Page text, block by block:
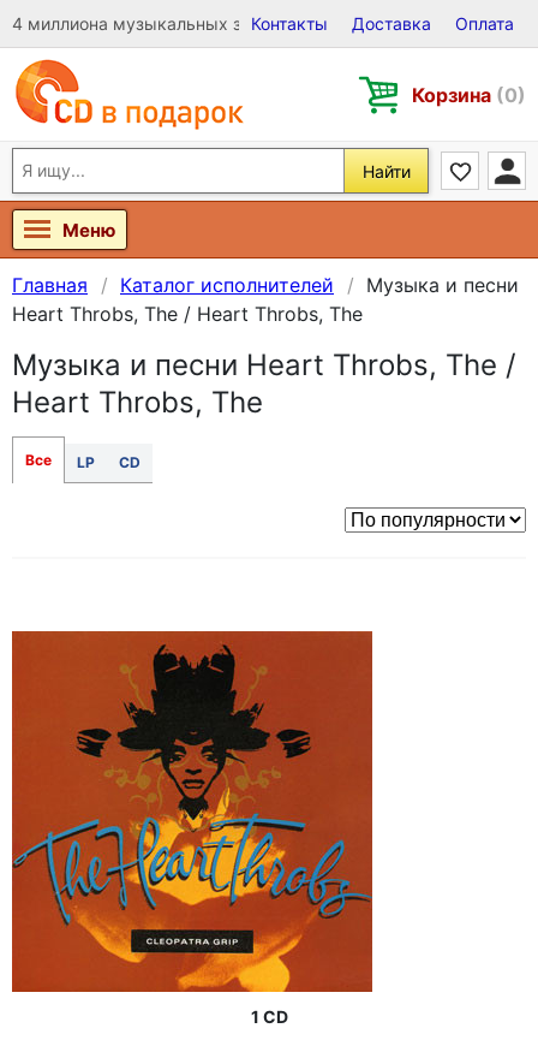
4 миллиона музыкальных записей на Виниле, CD и DVD
Контакты Доставка Оплата
Корзина (0)
Найти
Меню
Главная Каталог исполнителей
Музыка и песни
Heart Throbs, The / Heart Throbs, The
Музыка и песни Heart Throbs, The /
Heart Throbs, The
Все LP CD
1 CD